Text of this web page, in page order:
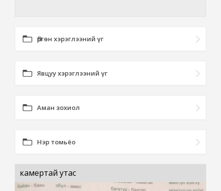
Өргөн хэрэглээний үг
Явцуу хэрэглээний үг
Аман зохиол
Нэр томьёо
камертай утас